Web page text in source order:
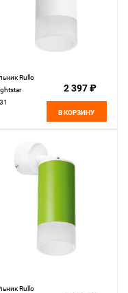
Rullo
2 397 ₽
В КОРЗИНУ
Rullo